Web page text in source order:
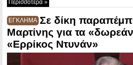
Περισσότερα »
ΕΓΚΛΗΜΑ Σε δίκη
Μαρτίνης για τα
«Ερρίκος Ντυνάν»